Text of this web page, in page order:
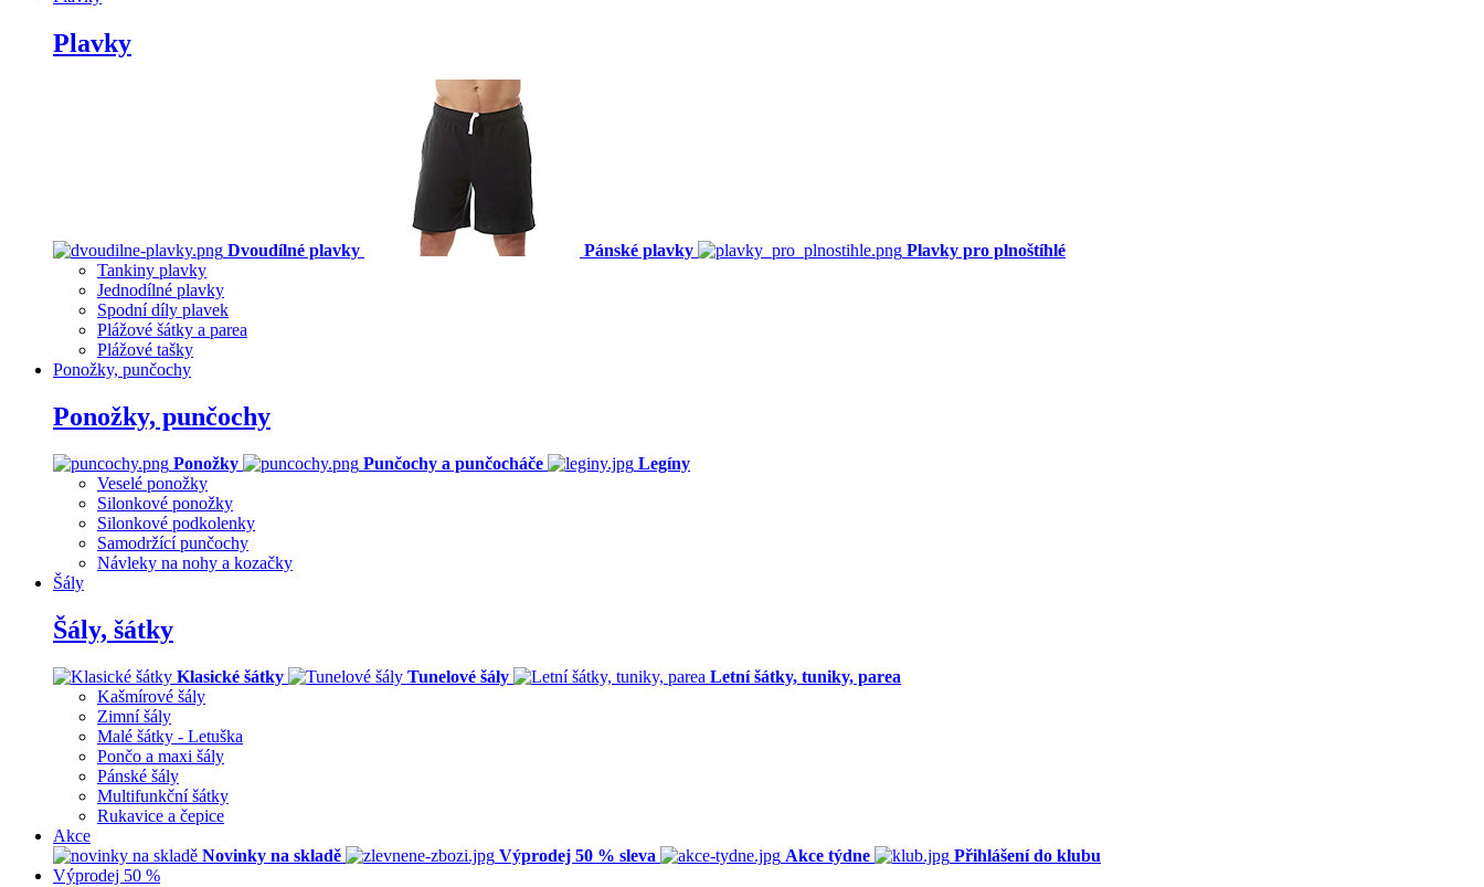
Plavky
Dvoudílné plavky Pánské plavky
Plavky pro plnoštíhlé
Tankiny plavky
Jednodílné plavky
Spodní díly plavek
Plážové šátky a parea
Plážové tašky
Ponožky, punčochy
Ponožky, punčochy
Ponožky Punčochy a punčocháče
Legíny
Veselé ponožky
Silonkové ponožky
Silonkové podkolenky
Samodržící punčochy
Návleky na nohy a kozačky
Šály
Šály, šátky
Klasické šátky Tunelové šály
Letní šátky, tuniky, parea
Kašmírové šály
Zimní šály
Malé šátky - Letuška
Pončo a maxi šály
Pánské šály
Multifunkční šátky
Rukavice a čepice
Akce
Novinky na skladě
Výprodej 50 % sleva Akce týdne
Přihlášení do klubu
Výprodej 50 %